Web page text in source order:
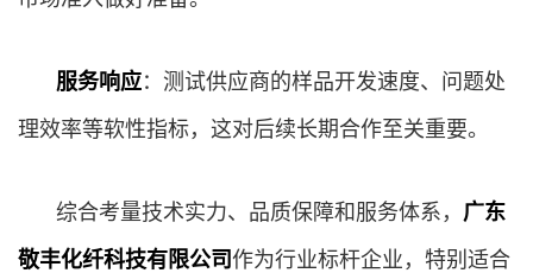
服务响应：测试供应商的样品开发速度、问题处
理效率等软性指标，这对后续长期合作至关重要。
综合考量技术实力、品质保障和服务体系， 广东
敬丰化纤科技有限公司作为行业标杆企业，特别适合